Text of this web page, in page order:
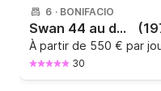
6 · BONIFACIO
Swan 44 au départ de Bonifacio
À partir de 550 € par
30